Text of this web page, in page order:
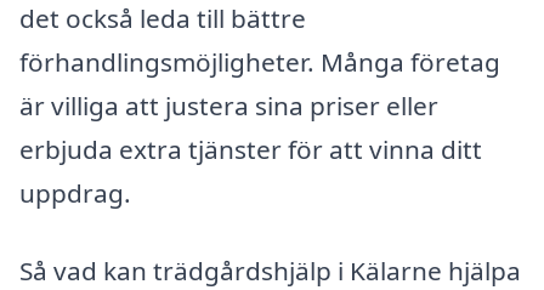
det också leda till bättre
förhandlingsmöjligheter. Många företag
är villiga att justera sina priser eller
erbjuda extra tjänster för att vinna ditt
uppdrag.
Så vad kan trädgårdshjälp i Kälarne hjälpa